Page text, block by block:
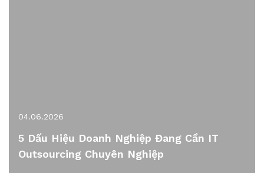
04.06.2026
5 Dấu Hiệu Doanh Nghiệp Đang Cần IT
Outsourcing Chuyên Nghiệp